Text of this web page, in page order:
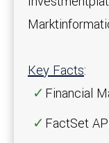
Key Facts:
Financial
FactSet